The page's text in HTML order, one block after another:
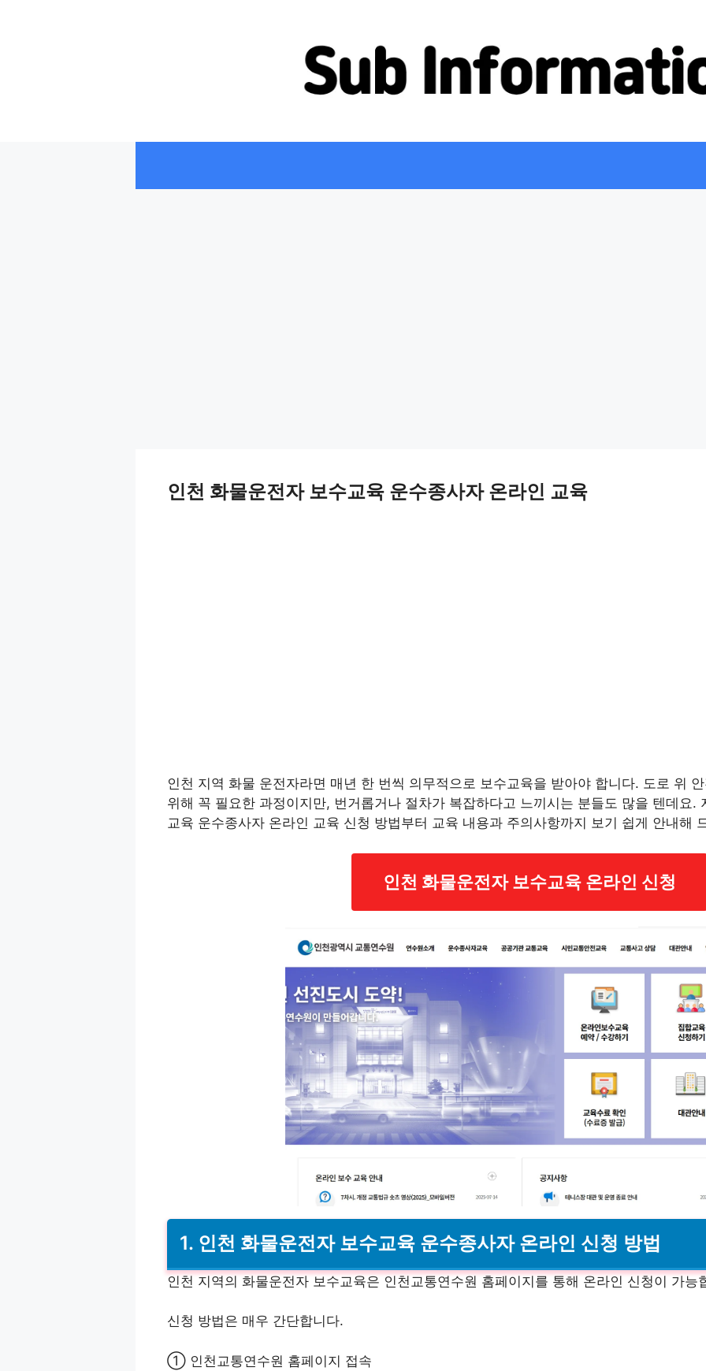
인천 화물운전자 보수교육 운수종사자 온라인 교육
인천 지역 화물 운전자라면 매년 한 번씩 의무적으로 보수교육을 받아야 합니다. 도로 위
위해 꼭 필요한 과정이지만, 번거롭거나 절차가 복잡하다고 느끼시는 분들도 많을 텐데요.
교육 운수종사자 온라인 교육 신청 방법부터 교육 내용과 주의사항까지 보기 쉽게 안내해
인천 화물운전자 보수교육 온라인 신청
1. 인천 화물운전자 보수교육 운수종사자 온라인 신청 방법
인천 지역의 화물운전자 보수교육은 인천교통연수원 홈페이지를 통해 온라인 신청이 가능
신청 방법은 매우 간단합니다.
① 인천교통연수원 홈페이지 접속